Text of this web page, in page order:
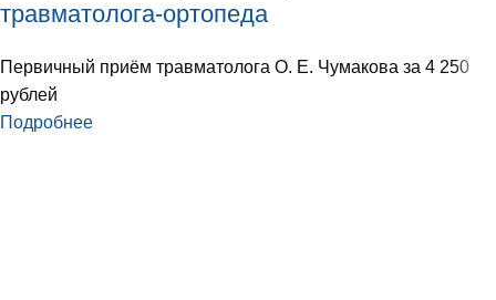
травматолога-ортопеда
Первичный приём травматолога О. Е. Чумакова за 4 250
рублей
Подробнее